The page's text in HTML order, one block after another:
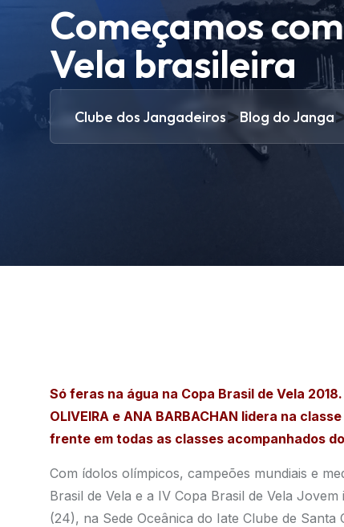
Começamos
Vela brasileira
Clube dos Jangadeiros>Blog do Janga
Só feras na água na Copa Brasil de Vela
OLIVEIRA e ANA BARBACHAN lidera na
frente em todas as classes acompanhados
Com ídolos olímpicos, campeões mundiais e
Brasil de Vela e a IV Copa Brasil de Vela
(24), na Sede Oceânica do Iate Clube de Santa